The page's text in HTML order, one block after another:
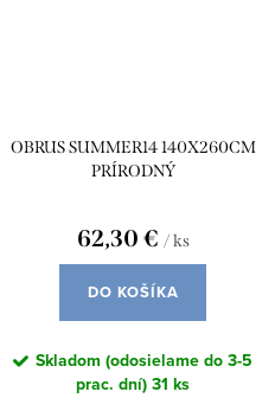
OBRUS SUMMER14 140X260CM
PRÍRODNÝ
62,30 € / ks
DO KOŠÍKA
Skladom (odosielame do 3-5
prac. dní)31 ks